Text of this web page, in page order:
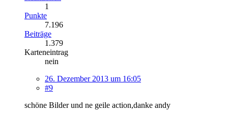
1
Punkte
7.196
Beiträge
1.379
Karteneintrag
nein
26. Dezember 2013 um 16:05
#9
schöne Bilder und ne geile action,danke andy